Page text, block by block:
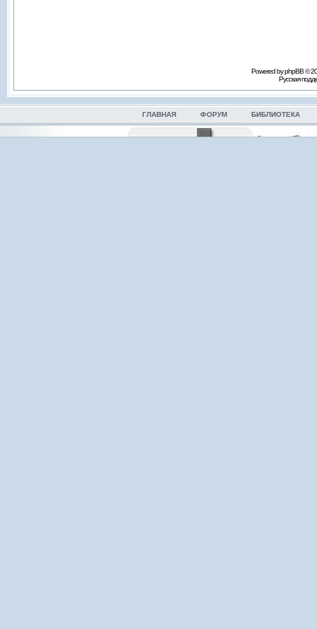
Powered by phpBB ©
Русская
ГЛАВНАЯ ФОРУМ БИБЛИОТЕКА